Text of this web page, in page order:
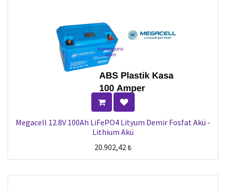
Megacell 12.8V 100Ah LiFePO4 Lityum Demir Fosfat Akü -
Lithium Akü
20.902,42₺